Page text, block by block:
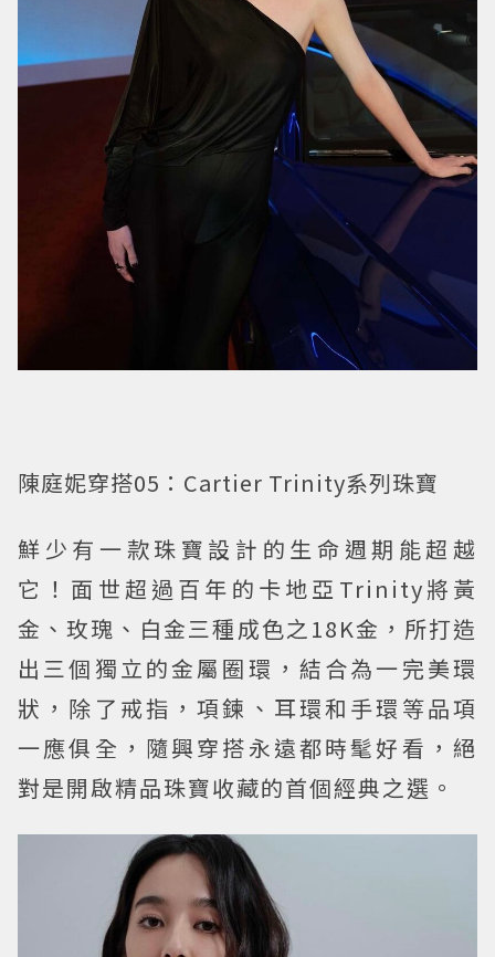
陳庭妮穿搭05：Cartier Trinity系列珠寶
鮮少有一款珠寶設計的生命週期能超越
它！面世超過百年的卡地亞Trinity將黃
金、玫瑰、白金三種成色之18K金，所打造
出三個獨立的金屬圈環，結合為一完美環
狀，除了戒指，項鍊、耳環和手環等品項
一應俱全，隨興穿搭永遠都時髦好看，絕
對是開啟精品珠寶收藏的首個經典之選。